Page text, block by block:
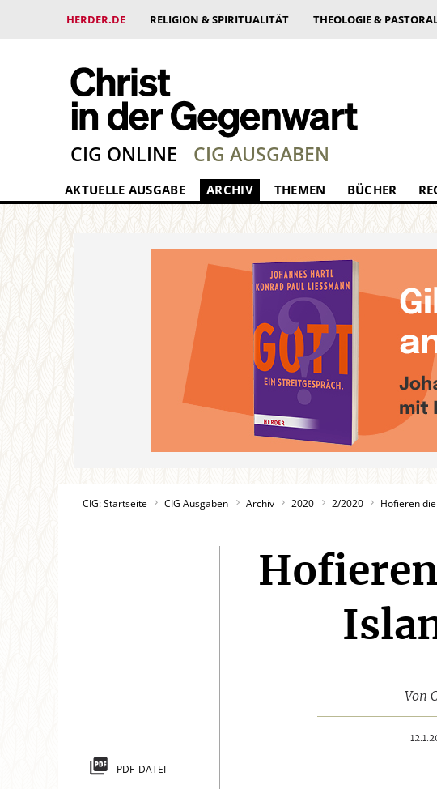
HERDER.DE RELIGION & SPIRITUALITÄT THEOLOGIE &
CIG ONLINE CIG AUSGABEN
AKTUELLE AUSGABE ARCHIV THEMEN BÜCHER
CIG: Startseite CIG Ausgaben Archiv 2020 2/2020 Hofieren
Von
PDF-DATEI